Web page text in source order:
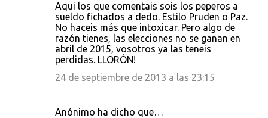
Aqui los que comentais sois los peperos a
sueldo fichados a dedo. Estilo Pruden o Paz.
No haceis más que intoxicar. Pero algo de
razón tienes, las elecciones no se ganan en
abril de 2015, vosotros ya las teneis
perdidas. LLORÓN!
24 de septiembre de 2013 a las 23:15
Anónimo ha dicho que…